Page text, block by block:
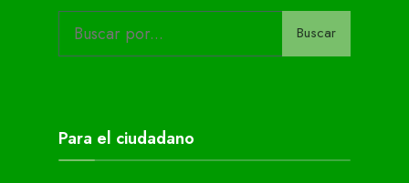
Buscar
Para el ciudadano